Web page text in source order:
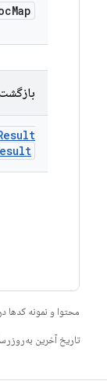
Map
محتوا و نمونه
تاریخ آخرین به‌روزرسانی 2026-06-22 به‌وقت ساعت